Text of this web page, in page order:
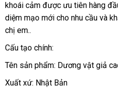
minh
app
khoái cảm thương
hiệu
được ưu tiên hàng
diệm mạo mới cho nhu cầu Nhật
và
chị em..
Cấu tạo chính:
Tên sản phẩm: Dương vật giả
Xuất xứ: Nhật Bản